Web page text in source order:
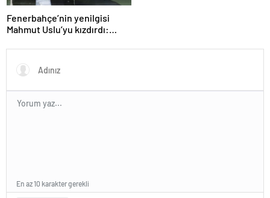
Fenerbahçe’nin yenilgisi
Mahmut Uslu’yu kızdırdı:
açıklaması
En az 10 karakter gerekli